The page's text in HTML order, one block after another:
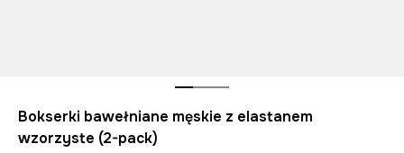
Bokserki bawełniane męskie z elastanem
wzorzyste (2-pack)